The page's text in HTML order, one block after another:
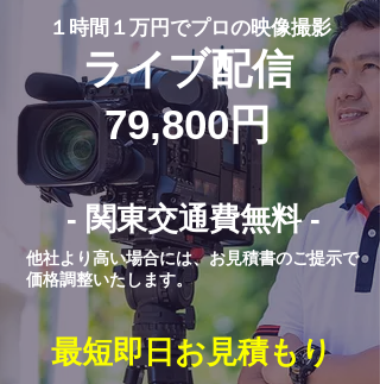
１時間１万円でプロの映像撮影
ライブ配信
79,800円
- 関東交通費無料 -
他社より高い場合には、お見積書のご提示で
価格調整いたします。
最短即日お見積もり